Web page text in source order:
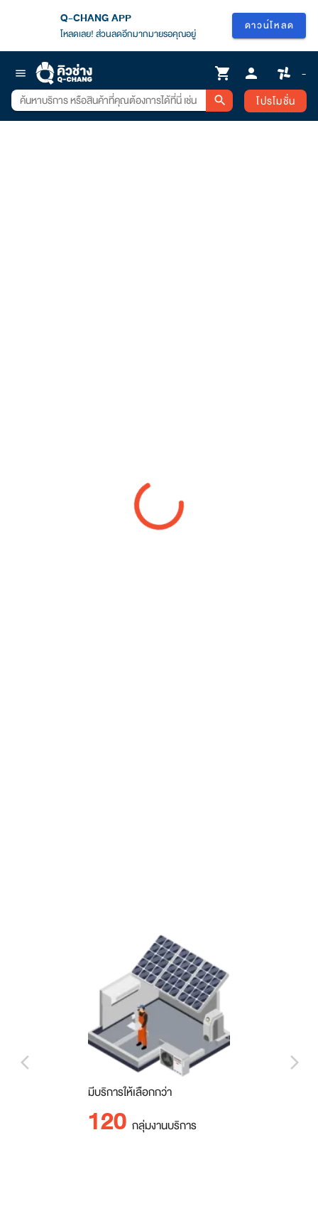
Q-CHANG APP
โหลดเลย! ส่วนลดอีกมากมายรอคุณอยู่
ดาวน์โหลด
menu shopping_cart person -
search โปรโมชั่น
มีบริการให้เลือกกว่า
120 กลุ่มงานบริการ
arrow_back_ios_new arrow_forward_ios